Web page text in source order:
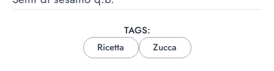
TAGS:
Ricetta
Zucca